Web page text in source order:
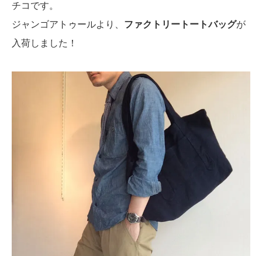
チコです。
ジャンゴアトゥールより、 ファクトリートートバッグが
入荷しました！